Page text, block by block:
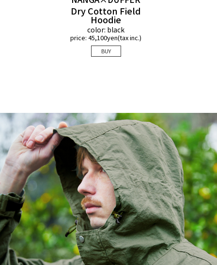
袖口のアジャスターには、NANGAのダウン
Dry Cotton Field
Hoodie
color: black
price: 45,100yen(tax inc.)
BUY